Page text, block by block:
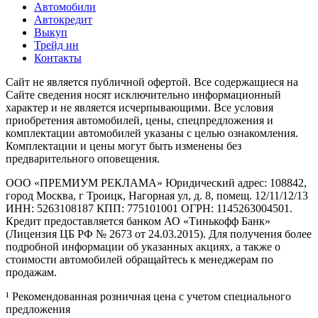
Автомобили
Автокредит
Выкуп
Трейд ин
Контакты
Cайт не является публичной офертой. Все содержащиеся на
Сайте сведения носят исключительно информационный
характер и не является исчерпывающими. Все условия
приобретения автомобилей, цены, спецпредложения и
комплектации автомобилей указаны с целью ознакомления.
Комплектации и цены могут быть изменены без
предварительного оповещения.
ООО «ПРЕМИУМ РЕКЛАМА» Юридический адрес: 108842,
город Москва, г Троицк, Нагорная ул, д. 8, помещ. 12/11/12/13
ИНН: 5263108187 КПП: 775101001 ОГРН: 1145263004501.
Кредит предоставляется банком АО «Тинькофф Банк»
(Лицензия ЦБ РФ № 2673 от 24.03.2015). Для получения более
подробной информации об указанных акциях, а также о
стоимости автомобилей обращайтесь к менеджерам по
продажам.
¹ Рекомендованная розничная цена с учетом специального
предложения